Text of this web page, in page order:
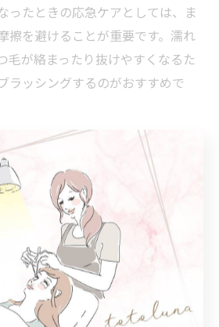
ったときの応急ケアとしては、ま
擦を避けることが重要です。濡れ
毛が絡まったり抜けやすくなるた
ラッシングするのがおすすめで
カールを整えようとビューラーや
、逆にダメージが進行してしまい
くまで優しく扱うことを心が
サロンでのメンテナンスを検討し
時の対処法を徹底解説
けた時の対処法としては、まずは